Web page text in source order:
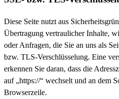
Diese Seite nutzt aus
Übertragung vertraulicher Inhalte,
oder Anfragen, die Sie an uns als
bzw. TLS-Verschlüsselung. Eine
erkennen Sie daran, dass die
auf „https://“ wechselt und an dem
Browserzeile.